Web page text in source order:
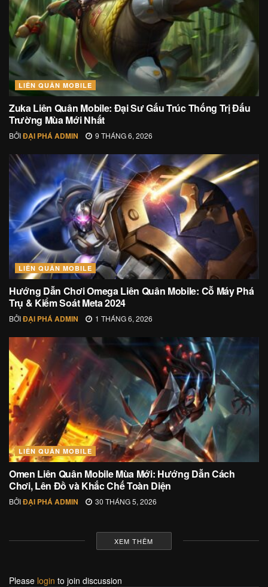
LIÊN QUÂN MOBILE
Zuka Liên Quân Mobile: Đại Sư Gấu Trúc Thống Trị Đấu
Trường Mùa Mới Nhất
BỞIĐẠI PHÁ ADMIN 9 THÁNG 6, 2026
LIÊN QUÂN MOBILE
Hướng Dẫn Chơi Omega Liên Quân Mobile: Cỗ Máy Phá
Trụ & Kiểm Soát Meta 2024
BỞIĐẠI PHÁ ADMIN 1 THÁNG 6, 2026
LIÊN QUÂN MOBILE
Omen Liên Quân Mobile Mùa Mới: Hướng Dẫn Cách
Chơi, Lên Đồ và Khắc Chế Toàn Diện
BỞIĐẠI PHÁ ADMIN 30 THÁNG 5, 2026
XEM THÊM
Please login to join discussion